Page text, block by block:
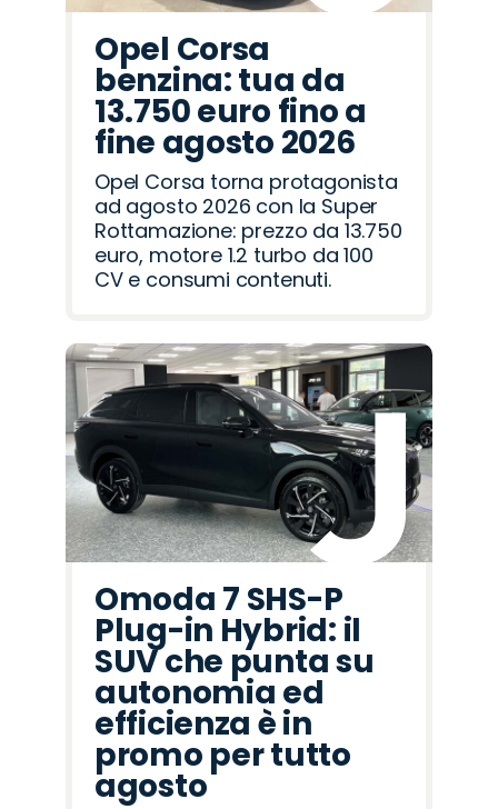
Opel Corsa
benzina: tua da
13.750 euro fino a
fine agosto 2026
Opel Corsa torna protagonista
ad agosto 2026 con la Super
Rottamazione: prezzo da 13.750
euro, motore 1.2 turbo da 100
CV e consumi contenuti.
Omoda 7 SHS-P
Plug-in Hybrid: il
SUV che punta su
autonomia ed
efficienza è in
promo per tutto
agosto